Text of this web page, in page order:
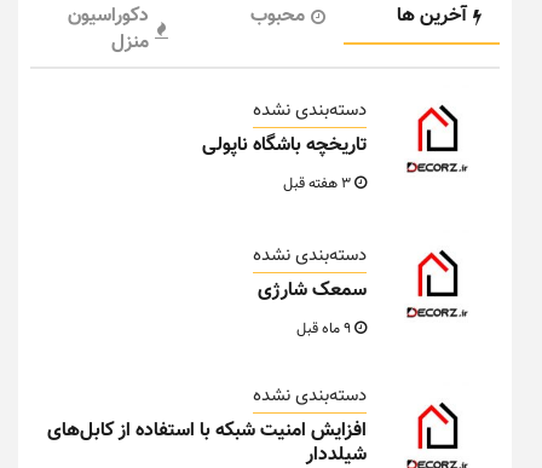
آخرین ها محبوب
دکوراسیون
منزل
دسته‌بندی نشده
تاریخچه باشگاه ناپولی
دسته‌بندی نشده
سمعک شارژی
دسته‌بندی نشده
افزایش امنیت شبکه با استفاده از کابل‌های
شیلددار